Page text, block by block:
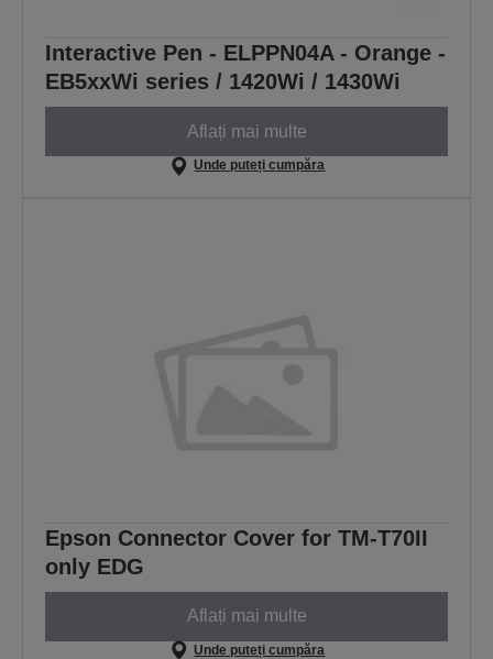
Interactive Pen - ELPPN04A - Orange -
EB5xxWi series / 1420Wi / 1430Wi
Aflați mai multe
Unde puteți cumpăra
Epson Connector Cover for TM-T70II
only EDG
Aflați mai multe
Unde puteți cumpăra